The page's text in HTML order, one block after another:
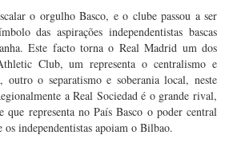
o orgulho Basco, e o clube passou a ser
das aspirações independentistas bascas
Este facto torna o Real Madrid um dos
Club, um representa o centralismo e
outro o separatismo e soberania local, neste
a Real Sociedad é o grande rival,
representa no País Basco o poder central
os independentistas apoiam o Bilbao.